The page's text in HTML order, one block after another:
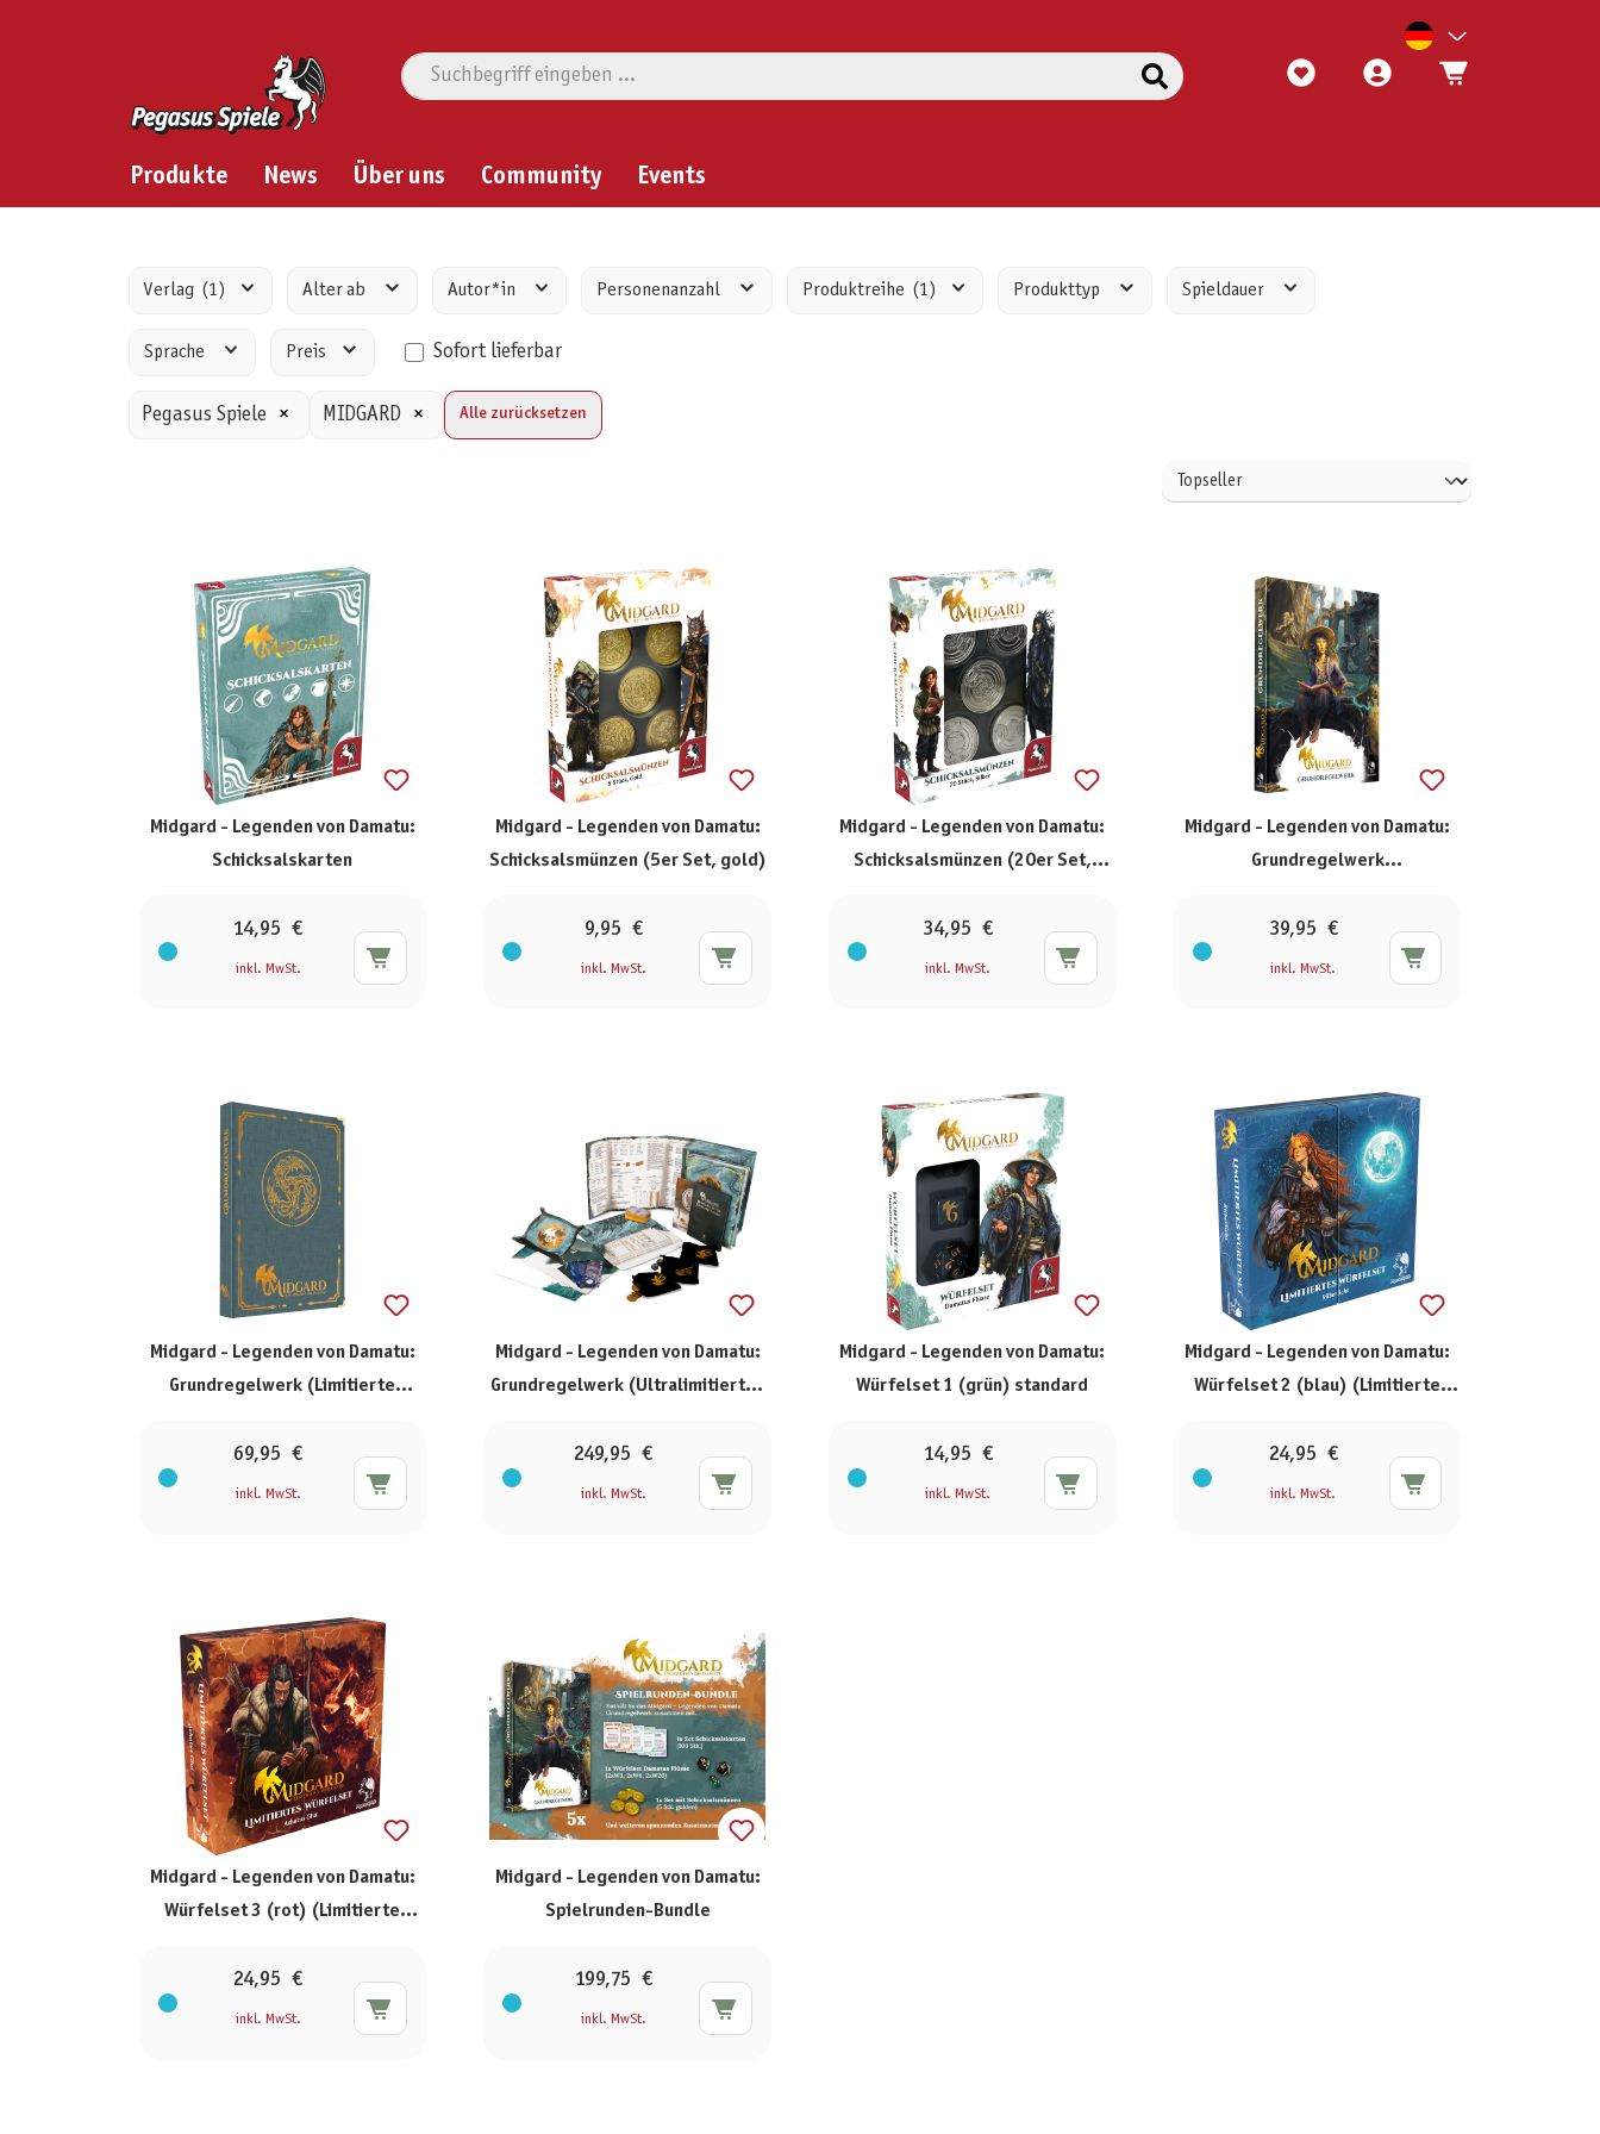
Produkte News Über uns Community Events
Verlag (1) Alter ab Autor*in Personenanzahl Produktreihe (1) Produkttyp Spieldauer
Sprache Preis Sofort lieferbar
Pegasus Spiele × MIDGARD × Alle zurücksetzen
Midgard - Legenden von Damatu:
Schicksalskarten
14,95 €
inkl. MwSt.
Midgard - Legenden von Damatu:
Schicksalsmünzen (5er Set, gold)
9,95 €
inkl. MwSt.
Midgard - Legenden von Damatu:
Schicksalsmünzen (20er Set,
34,95 €
inkl. MwSt.
Midgard - Legenden von Damatu:
Grundregelwerk
39,95 €
inkl. MwSt.
Midgard - Legenden von Damatu:
Grundregelwerk (Limitierte
69,95 €
inkl. MwSt.
Midgard - Legenden von Damatu:
Grundregelwerk (Ultralimitiertes
249,95 €
inkl. MwSt.
Midgard - Legenden von Damatu:
Würfelset 1 (grün) standard
14,95 €
inkl. MwSt.
Midgard - Legenden von Damatu:
Würfelset 2 (blau) (Limitierte
24,95 €
inkl. MwSt.
Midgard - Legenden von Damatu:
Würfelset 3 (rot) (Limitierte
24,95 €
inkl. MwSt.
Midgard - Legenden von Damatu:
Spielrunden-Bundle
199,75 €
inkl. MwSt.